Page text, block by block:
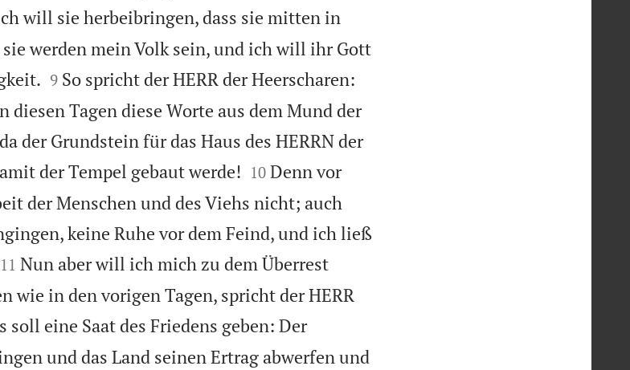
will sie herbeibringen, dass sie mitten in
werden mein Volk sein, und ich will ihr Gott

9 So spricht der HERR der Heerscharen:
diesen Tagen diese Worte aus dem Mund der
der Grundstein für das Haus des HERRN der
der Tempel gebaut werde!
10 Denn vor
der Menschen und des Viehs nicht; auch
keine Ruhe vor dem Feind, und ich ließ

11 Nun aber will ich mich zu dem Überrest
wie in den vorigen Tagen, spricht der HERR
soll eine Saat des Friedens geben: Der
und das Land seinen Ertrag abwerfen und